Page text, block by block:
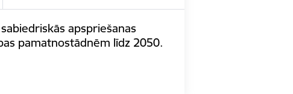
apspriešanas
pamatnostādnēm līdz 2050.